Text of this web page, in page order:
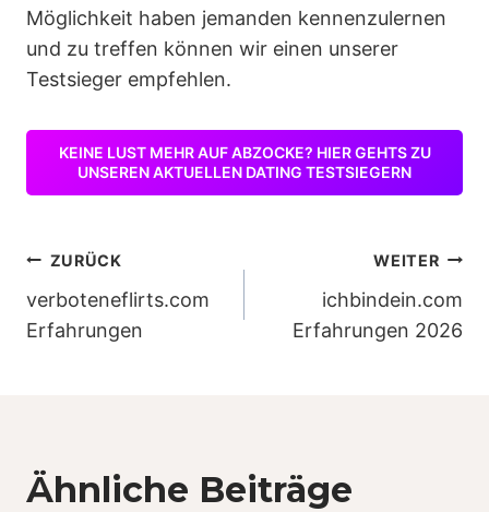
Möglichkeit haben jemanden kennenzulernen
und zu treffen können wir einen unserer
Testsieger empfehlen.
KEINE LUST MEHR AUF ABZOCKE? HIER GEHTS ZU
UNSEREN AKTUELLEN DATING TESTSIEGERN
Beitragsnavigation
ZURÜCK
verboteneflirts.com
Erfahrungen
WEITER
ichbindein.com
Erfahrungen 2026
Ähnliche Beiträge